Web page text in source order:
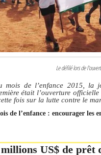
Le défilé lors de
mois de l’enfance 2015, la
était l’ouverture
fois sur la lutte contre le
de l’enfance : encourager les
US$ de prêt